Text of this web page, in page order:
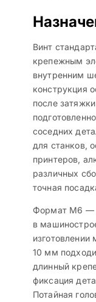
Винт
крепежным
внутренним
конструкция
после
соседних
для станков,
принтеров,
различных
точная
Формат М6 —
в
10 мм
длинный
фиксация
Потайная